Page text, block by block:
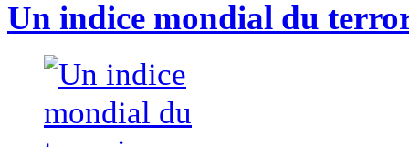
Un indice mondial du